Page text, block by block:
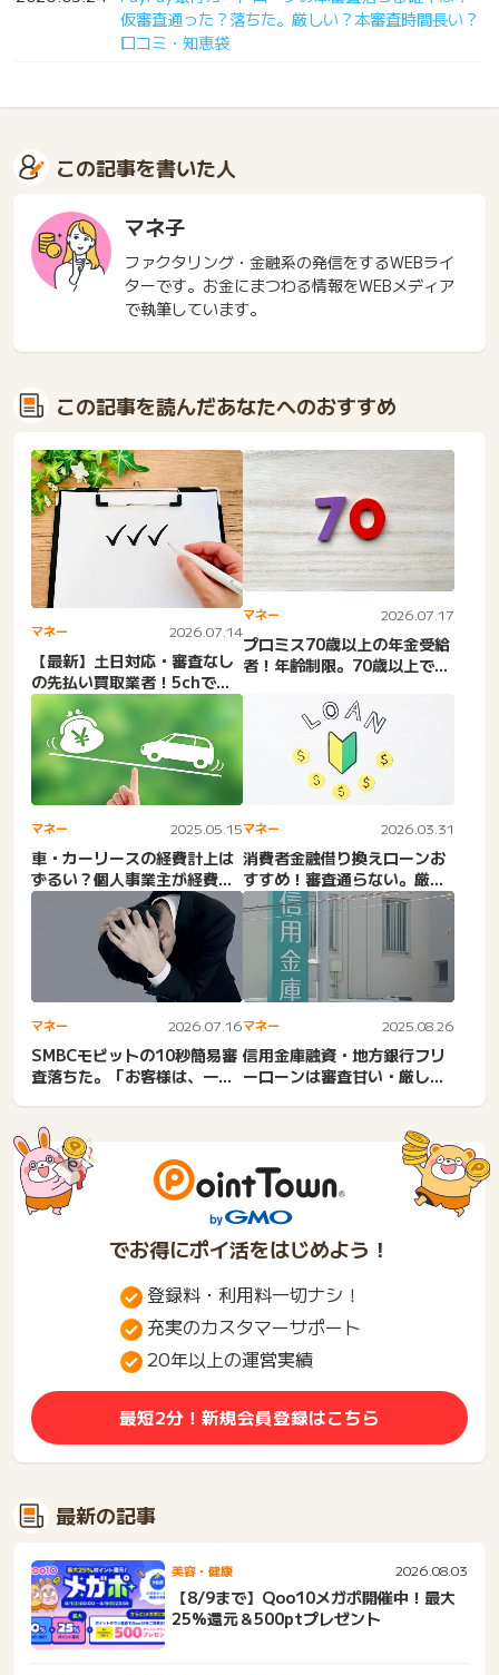
仮審査通った？落ちた。厳しい？本審査時間長い？
口コミ・知恵袋
この記事を書いた人
マネ子
ファクタリング・金融系の発信をするWEBライ
ターです。お金にまつわる情報をWEBメディア
で執筆しています。
この記事を読んだあなたへのおすすめ
マネー 2026.07.14
【最新】土日対応・審査なし
の先払い買取業者！5chで口
コミ評判の良いのはどこ？...
マネー 2026.07.17
プロミス70歳以上の年金受給
者！年齢制限。70歳以上で借
マネー 2025.05.15
車・カーリースの経費計上は
ずるい？個人事業主が経費計
上するデメリット！落とせ
マネー 2026.03.31
消費者金融借り換えローンお
すすめ！審査通らない。厳し
い？デメリット・銀行・ろ
う...
マネー 2026.07.16
SMBCモビットの10秒簡易審
査落ちた。「お客様は、一度
マネー 2025.08.26
信用金庫融資・地方銀行フリ
ーローンは審査甘い・厳し
でお得にポイ活をはじめよう！
登録料・利用料一切ナシ！
充実のカスタマーサポート
20年以上の運営実績
最短2分！新規会員登録はこちら
最新の記事
美容・健康 2026.08.03
【8/9まで】Qoo10メガポ開催中！最大
25%還元＆500ptプレゼント